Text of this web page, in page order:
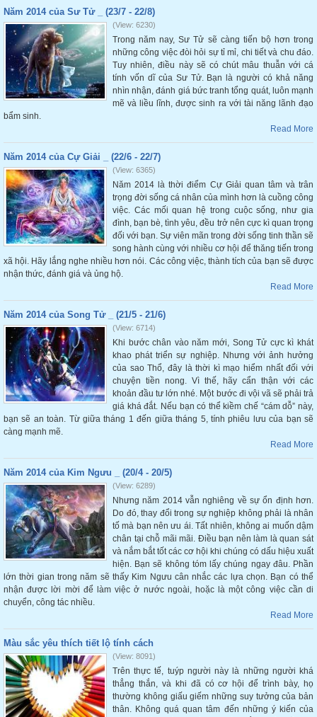
Năm 2014 của Sư Tử _ (23/7 - 22/8)
(View: 6230)
Trong năm nay, Sư Tử sẽ càng tiến bộ hơn trong
những công việc đòi hỏi sự tỉ mỉ, chi tiết và chu đáo.
Tuy nhiên, điều này sẽ có chút mâu thuẫn với cá
tính vốn dĩ của Sư Tử. Bạn là người có khả năng
nhìn nhận, đánh giá bức tranh tổng quát, luôn mạnh
mẽ và liều lĩnh, được sinh ra với tài năng lãnh đạo
bẩm sinh.
Read More
Năm 2014 của Cự Giải _ (22/6 - 22/7)
(View: 6365)
Năm 2014 là thời điểm Cự Giải quan tâm và trân
trọng đời sống cá nhân của mình hơn là cuồng công
việc. Các mối quan hệ trong cuộc sống, như gia
đình, bạn bè, tình yêu, đều trở nên cực kì quan trọng
đối với bạn. Sự viên mãn trong đời sống tinh thần sẽ
song hành cùng với nhiều cơ hội để thăng tiến trong
xã hội. Hãy lắng nghe nhiều hơn nói. Các công việc, thành tích của bạn sẽ được
nhận thức, đánh giá và ủng hộ.
Read More
Năm 2014 của Song Tử _ (21/5 - 21/6)
(View: 6714)
Khi bước chân vào năm mới, Song Tử cực kì khát
khao phát triển sự nghiệp. Nhưng với ảnh hưởng
của sao Thổ, đây là thời kì mạo hiểm nhất đối với
chuyện tiền nong. Vì thế, hãy cẩn thận với các
khoản đầu tư lớn nhé. Một bước đi vội vã sẽ phải trả
giá khá đắt. Nếu bạn có thể kiềm chế “cám dỗ” này,
bạn sẽ an toàn. Từ giữa tháng 1 đến giữa tháng 5, tính phiêu lưu của bạn sẽ
càng mạnh mẽ.
Read More
Năm 2014 của Kim Ngưu _ (20/4 - 20/5)
(View: 6289)
Nhưng năm 2014 vẫn nghiêng về sự ổn định hơn.
Do đó, thay đổi trong sự nghiệp không phải là nhân
tố mà bạn nên ưu ái. Tất nhiên, không ai muốn dậm
chân tại chỗ mãi mãi. Điều bạn nên làm là quan sát
và nắm bắt tốt các cơ hội khi chúng có dấu hiệu xuất
hiện. Bạn sẽ không tóm lấy chúng ngay đâu. Phần
lớn thời gian trong năm sẽ thấy Kim Ngưu cân nhắc các lựa chọn. Bạn có thể
nhận được lời mời để làm việc ở nước ngoài, hoặc là một công việc cần di
chuyển, công tác nhiều.
Read More
Màu sắc yêu thích tiết lộ tính cách
(View: 8091)
Trên thực tế, tuýp người này là những người khá
thẳng thắn, và khi đã có cơ hội để trình bày, họ
thường không giấu giếm những suy tưởng của bản
thân. Không quá quan tâm đến những ý kiến của